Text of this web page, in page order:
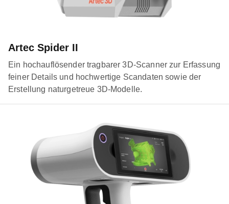
Artec Spider II
Ein hochauflösender tragbarer 3D-Scanner zur Erfassung
feiner Details und hochwertige Scandaten sowie der
Erstellung naturgetreue 3D-Modelle.